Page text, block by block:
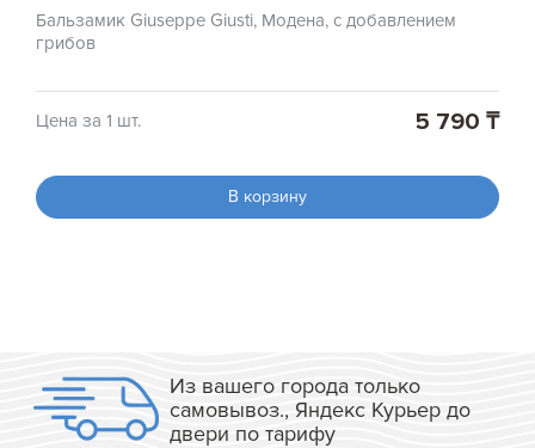
Бальзамик Giuseppe Giusti, Модена, с добавлением
грибов
Цена за 1 шт. 5 790 ₸
В корзину
Из вашего города только
самовывоз., Яндекс Курьер до
двери по тарифу